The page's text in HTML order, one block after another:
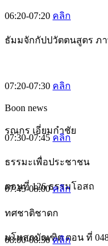
06:20-07:20 คลิก
ธัมมจักกัปปวัตตนสูตร ภ
07:20-07:30 คลิก
Boon news
รณกร เอี่ยมกำชัย
07:30-07:45 คลิก
ธรรมะเพื่อประชาชน
ตอนที่ 126 ธรรมโอสถ
07:45-08:00คลิก
ทศชาติชาดก
มโหสถบัณฑิต ตอน ที่
08:00-08:30คลิก